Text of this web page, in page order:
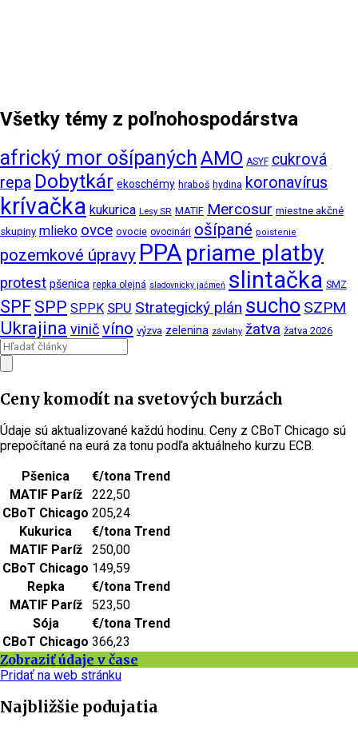
Všetky témy z poľnohospodárstva
africký mor ošípanýchAMO ASYF cukrová
repa Dobytkár ekoschémy hraboš hydina koronavírus
krívačka kukurica Lesy SR MATIF Mercosur miestne akčné
skupiny mlieko ovce ovocie ovocinári ošípané poistenie
pozemkové úpravy PPA priame platby
protest pšenica repka olejná sladovnícky jačmeň slintačka SMZ
SPF SPP SPPK SPU Strategický plán sucho SZPM
Ukrajina viničvíno výzva zelenina závlahy žatva žatva 2026
Ceny komodít na svetových burzách
Údaje sú aktualizované každú hodinu. Ceny z CBoT Chicago sú
prepočítané na eurá za tonu podľa aktuálneho kurzu ECB.
Pšenica
€/tona Trend
MATIF Paríž
222,50
CBoT Chicago 205,24
Kukurica
€/tona Trend
MATIF Paríž
250,00
CBoT Chicago 149,59
Repka
€/tona Trend
MATIF Paríž
523,50
Sója
€/tona Trend
CBoT Chicago 366,23
Zobraziť údaje v čase
Pridať na web stránku
Najbližšie podujatia